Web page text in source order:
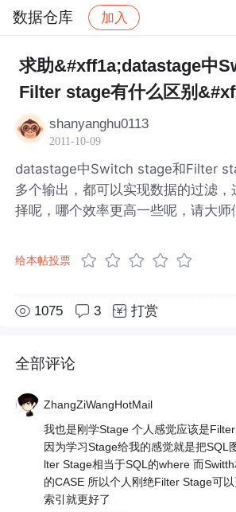
数据仓库 加入
社区 数据仓库
求助&#xff1a;datastage中
Filter stage有什么区别
shanyanghu0113
2011-10-09
datastage中Switch stage和Filter
多个输出，都可以实现数据的过滤
择呢，哪个效率更高一些呢，请大师
给本帖投票
1075 3 打赏
全部评论
ZhangZiWangHotMail
我也是刚学Stage 个人感觉应该是
因为学习Stage给我的感觉就是把SQL
lter Stage相当于SQL的where 而
的CASE 所以个人刚绝Filter Stage可
索引就更好了